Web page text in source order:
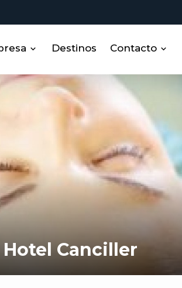
nosotros
Destinos Contacto
Contacto
RRHH
Canciller